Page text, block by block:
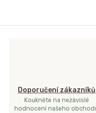
Doporučení zákazníků
Koukněte na nezávislé
hodnocení našeho